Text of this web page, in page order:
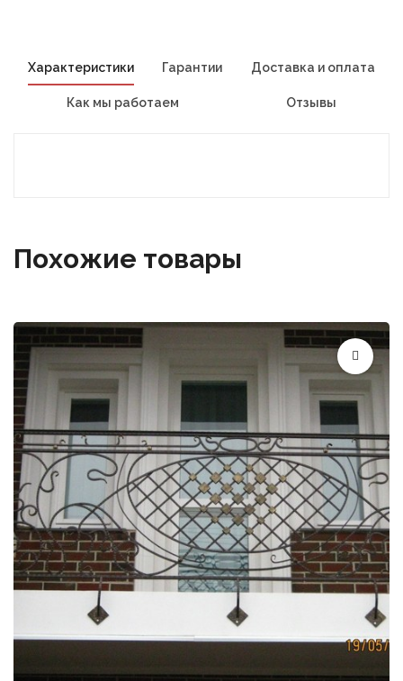
Характеристики Гарантии Доставка и оплата
Как мы работаем Отзывы
Похожие товары